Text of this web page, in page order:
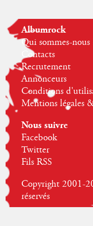
Albumrock
Qui sommes-nous
Contacts
Recrutement
Annonceurs
Conditions
Mentions légales
Nous suivre
Facebook
Twitter
Fils RSS
Copyright 2001-
réservés